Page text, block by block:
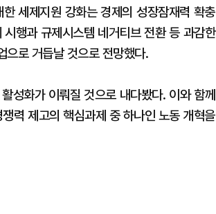
세제지원 강화는 경제의 성장잠재력 확충
행과 규제시스템 네거티브 전환 등 과감한
으로 거듭날 것으로 전망했다.
성화가 이뤄질 것으로 내다봤다. 이와 함께
력 제고의 핵심과제 중 하나인 노동 개혁을